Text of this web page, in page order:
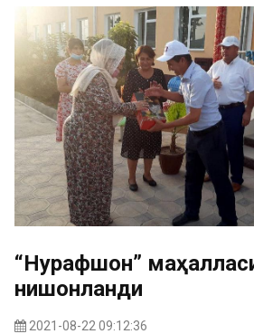
“Нурафшон”
нишонланди
2021-08-22 09:12:36